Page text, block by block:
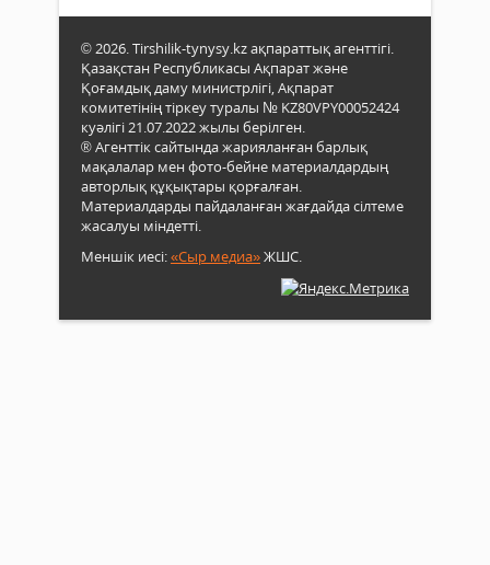
© 2026. Tirshilik-tynysy.kz ақпараттық агенттігі.
Қазақстан Республикасы Ақпарат және
Қоғамдық даму министрлігі, Ақпарат
комитетінің тіркеу туралы № KZ80VPY00052424
куәлігі 21.07.2022 жылы берілген.
® Агенттік сайтында жарияланған барлық
мақалалар мен фото-бейне материалдардың
авторлық құқықтары қорғалған.
Материалдарды пайдаланған жағдайда сілтеме
жасалуы міндетті.
Меншік иесі:«Сыр медиа»ЖШС.